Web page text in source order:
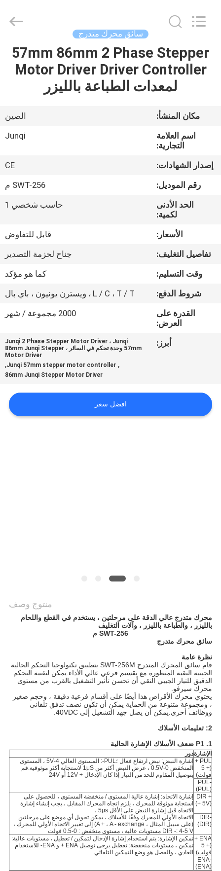
المنزل
المنتجات
معلومات
جولة
المصنع
مراقبة
الجودة
اتصل
خريطة
الموقع
International
Reserved.
سائق محرك متدرج
57mm 86mm 2 Phase Stepper
Motor Driver Driver Controller
لمعدات الطباعة بالليزر
مكان المنشأ:
الصين
اسم العلامة
التجارية:
Junqi
إصدار الشهادات:
CE
رقم الموديل:
SWT-256 م
الحد الأدنى
لكمية:
حاسب شخصي 1
الأسعار:
قابل للتفاوض
تفاصيل التغليف:
جناح لحزمة التصدير
وقت التسليم:
كما هو مؤكد
شروط الدفع:
L / C ، T / T ، ويسترن يونيون ، باي بال
القدرة على
العرض:
2000 مجموعة / شهر
أبرز:
Junqi 2 Phase Stepper Motor Driver ، Junqi
57mm وحدة تحكم في السائر ، 86mm Junqi Stepper
Motor Driver
,
Junqi 57mm stepper motor controller
,
86mm Junqi Stepper Motor Driver
افضل سعر
منتوج وصف
محرك متدرج عالي الدقة على مرحلتين ، يستخدم في القطع واللحام
بالليزر ، والطباعة بالليزر ، وآلات التغليف
SWT-256 م
سائق محرك متدرج
نظرة عامة
قام سائق المحرك المتدرج SWT-256M بتطبيق تكنولوجيا التحكم الحالية
الجيبية النقية المتطورة مع تقسيم فرعي عالي الأداء.يمكن لتقنية التحكم
الدقيق للتيار الجيبي النقي أن تحسن تأثير التشغيل بالقرب من مستوى
محرك سيرفو.
يحتوي محرك الأقراص هذا أيضًا على أقسام فرعية دقيقة ، وحجم صغير
، ومجموعة متنوعة من الحماية يمكن أن تكون نصف تدفق تلقائي
ووظائف أخرى.يمكن أن يصل جهد التشغيل إلى 40VDC.
2: تعليمات الأسلاك
1. P1 ضعف الأسلاك الإشارة الحالية
الإشارةدور
PUL +
(+ 5
فولت)
إشارة النبض: نبض ارتفاع فعال ؛PUL-: المستوى العالي 4-5V ، المستوى
المنخفض 0-0.5V ، عرض النبض أكثر من 1μS لاستجابة أكثر موثوقية.قم
بتوصيل المقاوم للحد من التيار إذا كان الإدخال + 12V أو 24V
PUL-
(PUL)
DIR +
(+ 5V)
إشارة الاتجاه: إشارة عالية المستوى / منخفضة المستوى ، للحصول على
استجابة موثوقة للمحرك ، يلزم اتجاه المحرك المقابل ،.يجب إنشاء إشارة
الاتجاه قبل إشارة النبض على الأقل 5μs ،
الاتجاه الأولي للمحرك وفقًا للأسلاك ، يمكن تحويل أي موضع على مرحلتين
(على سبيل المثال ، A + ، A - exchange) إلى تغيير الاتجاه الأولي للمحرك ،
DIR -: 4-5 V مستويات عالية ، مستوى منخفض : 0-0.5 فولت
DIR-
(DIR)
ENA +
(+ 5
فولت)
تمكين الإشارة: يتم استخدام إشارة الإدخال لتمكين / تعطيل ، مستويات عالية:
تمكين ، مستويات منخفضة: تعطيل.يرجى توصيل ENA + و ENA- للاستخدام
العادي ، والفصل هو وضع التمكين التلقائي
ENA-
(ENA)